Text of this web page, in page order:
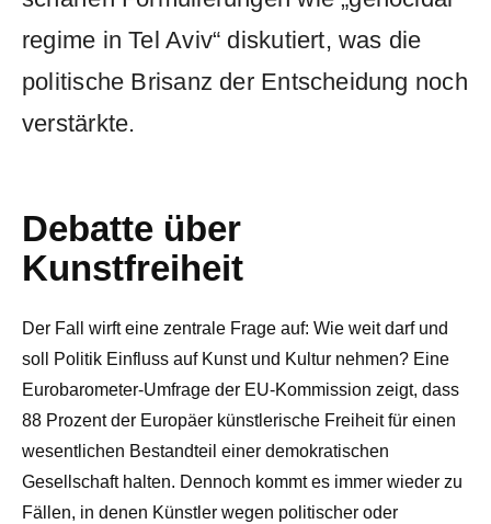
regime in Tel Aviv“ diskutiert, was die
politische Brisanz der Entscheidung noch
verstärkte.
Debatte über
Kunstfreiheit
Der Fall wirft eine zentrale Frage auf: Wie weit darf und
soll Politik Einfluss auf Kunst und Kultur nehmen? Eine
Eurobarometer-Umfrage der EU-Kommission zeigt, dass
88 Prozent der Europäer künstlerische Freiheit für einen
wesentlichen Bestandteil einer demokratischen
Gesellschaft halten. Dennoch kommt es immer wieder zu
Fällen, in denen Künstler wegen politischer oder